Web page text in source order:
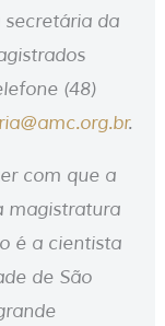
da
(48)
.
com que a
magistratura
é a cientista
de São